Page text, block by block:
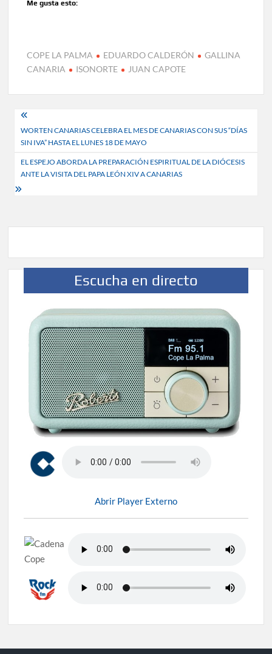
Me gusta esto:
COPE LA PALMA EDUARDO CALDERÓN
GALLINA
CANARIA
ISONORTE JUAN CAPOTE
Navegación
de
entradas
WORTEN CANARIAS CELEBRA EL MES DE CANARIAS CON SUS “DÍAS
SIN IVA” HASTA EL LUNES 18 DE MAYO
EL ESPEJO ABORDA LA PREPARACIÓN ESPIRITUAL DE LA DIÓCESIS
ANTE LA VISITA DEL PAPA LEÓN XIV A CANARIAS
Escucha en directo
Abrir Player Externo